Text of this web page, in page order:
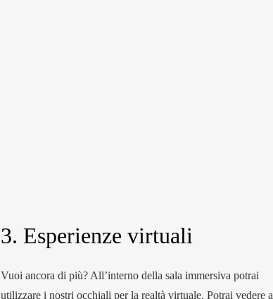
3. Esperienze virtuali
Vuoi ancora di più? All’interno della sala immersiva potrai
utilizzare i nostri occhiali per la realtà virtuale. Potrai vedere a